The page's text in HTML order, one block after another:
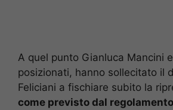
A quel punto Gianluca Mancini
posizionati, hanno sollecitato il
Feliciani a fischiare subito la
come previsto dal regolamento